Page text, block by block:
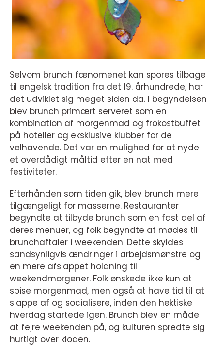
Selvom brunch fænomenet kan spores tilbage
til engelsk tradition fra det 19. århundrede, har
det udviklet sig meget siden da. I begyndelsen
blev brunch primært serveret som en
kombination af morgenmad og frokostbuffet
på hoteller og eksklusive klubber for de
velhavende. Det var en mulighed for at nyde
et overdådigt måltid efter en nat med
festiviteter.
Efterhånden som tiden gik, blev brunch mere
tilgængeligt for masserne. Restauranter
begyndte at tilbyde brunch som en fast del af
deres menuer, og folk begyndte at mødes til
brunchaftaler i weekenden. Dette skyldes
sandsynligvis ændringer i arbejdsmønstre og
en mere afslappet holdning til
weekendmorgener. Folk ønskede ikke kun at
spise morgenmad, men også at have tid til at
slappe af og socialisere, inden den hektiske
hverdag startede igen. Brunch blev en måde
at fejre weekenden på, og kulturen spredte sig
hurtigt over kloden.